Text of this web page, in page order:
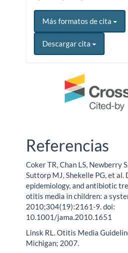
Más formatos de cita
Descargar cita
Referencias
Coker TR, Chan LS, Newberry
Suttorp MJ, Shekelle PG, et al.
epidemiology, and antibiotic
otitis media in children: a
2010;304(19):2161-9. doi:
10.1001/jama.2010.1651
Linsk RL. Otitis Media
Michigan; 2007.